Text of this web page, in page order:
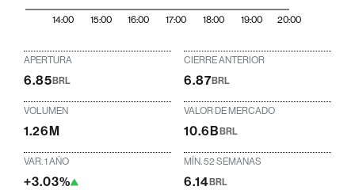
14:00 15:00 16:00 17:00 18:00 19:00 20:00
APERTURA
6.85BRL
CIERRE ANTERIOR
6.87BRL
VOLUMEN
1.26M
VALOR DE MERCADO
10.6BBRL
VAR. 1 AÑO
+3.03%
MÍN. 52 SEMANAS
6.14BRL